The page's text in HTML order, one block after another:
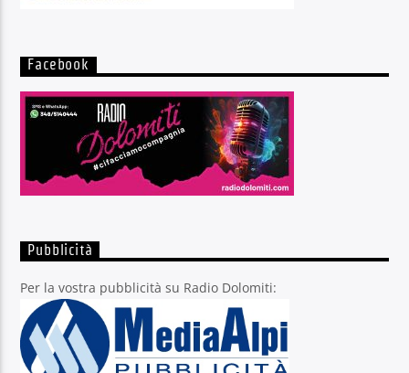
Facebook
Pubblicità
Per la vostra pubblicità su Radio Dolomiti: